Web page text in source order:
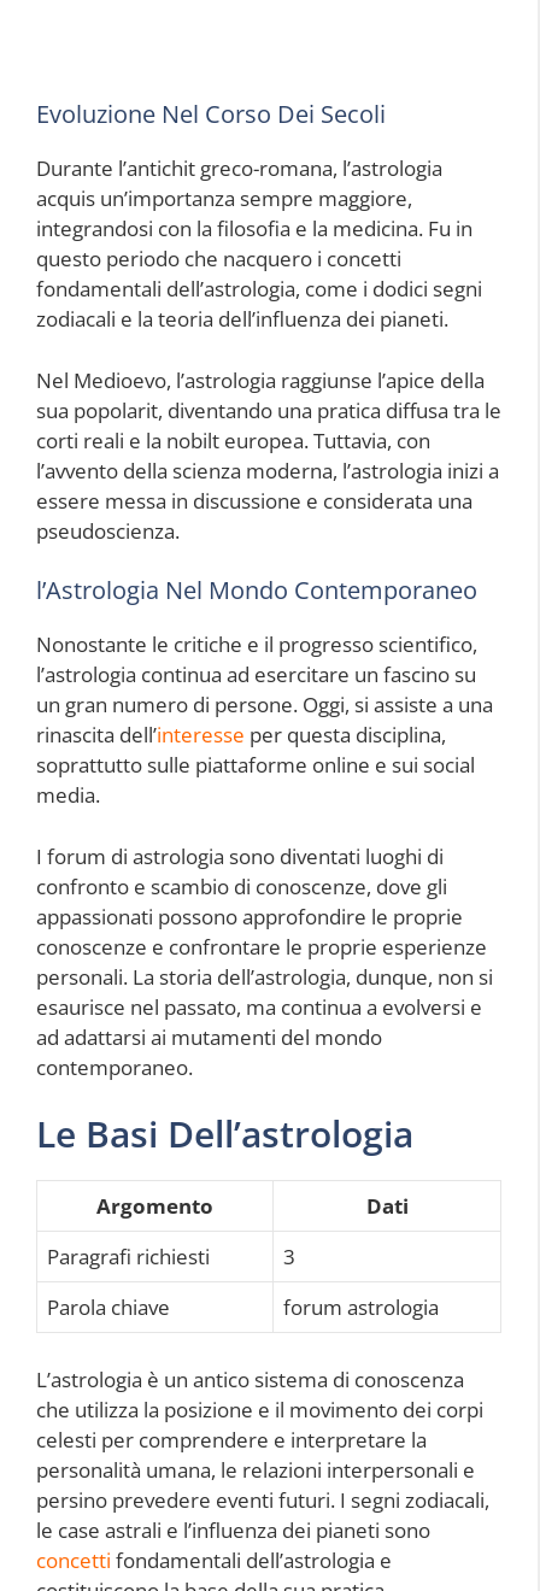
Evoluzione Nel Corso Dei Secoli
Durante l’antichit greco-romana, l’astrologia
acquis un’importanza sempre maggiore,
integrandosi con la filosofia e la medicina. Fu in
questo periodo che nacquero i concetti
fondamentali dell’astrologia, come i dodici segni
zodiacali e la teoria dell’influenza dei pianeti.
Nel Medioevo, l’astrologia raggiunse l’apice della
sua popolarit, diventando una pratica diffusa tra le
corti reali e la nobilt europea. Tuttavia, con
l’avvento della scienza moderna, l’astrologia inizi a
essere messa in discussione e considerata una
pseudoscienza.
l’Astrologia Nel Mondo Contemporaneo
Nonostante le critiche e il progresso scientifico,
l’astrologia continua ad esercitare un fascino su
un gran numero di persone. Oggi, si assiste a una
rinascita dell’interesse per questa disciplina,
soprattutto sulle piattaforme online e sui social
media.
I forum di astrologia sono diventati luoghi di
confronto e scambio di conoscenze, dove gli
appassionati possono approfondire le proprie
conoscenze e confrontare le proprie esperienze
personali. La storia dell’astrologia, dunque, non si
esaurisce nel passato, ma continua a evolversi e
ad adattarsi ai mutamenti del mondo
contemporaneo.
Le Basi Dell’astrologia
Argomento
Dati
Paragrafi richiesti
3
Parola chiave
forum astrologia
L’astrologia è un antico sistema di conoscenza
che utilizza la posizione e il movimento dei corpi
celesti per comprendere e interpretare la
personalità umana, le relazioni interpersonali e
persino prevedere eventi futuri. I segni zodiacali,
le case astrali e l’influenza dei pianeti sono
concetti fondamentali dell’astrologia e